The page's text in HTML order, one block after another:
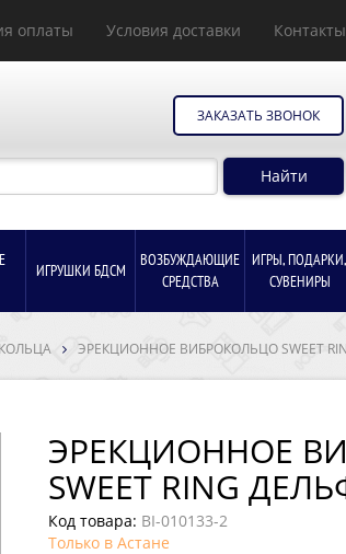
оплаты Условия доставки Контакты
ЗАКАЗАТЬ ЗВОНОК
Найти
ИГРУШКИ БДСМ
ВОЗБУЖДАЮЩИЕ
СРЕДСТВА
ИГРЫ, ПОДАРКИ,
СУВЕНИРЫ
ЭРЕКЦИОННОЕ ВИБРОКОЛЬЦО SWEET
ЭРЕКЦИОННОЕ
SWEET RING
Код товара: BI-010133-2
Только в Астане